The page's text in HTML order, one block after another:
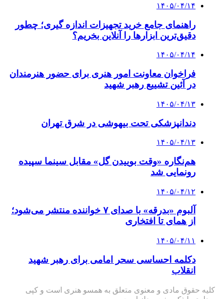
۱۴۰۵/۰۴/۱۴
راهنمای جامع خرید تجهیزات اندازه گیری؛ چطور
دقیق‌ترین ابزارها را آنلاین بخریم؟
۱۴۰۵/۰۴/۱۴
فراخوان معاونت امور هنری برای حضور هنرمندان
در آئین تشییع رهبر شهید
۱۴۰۵/۰۴/۱۳
دندانپزشکی تحت بیهوشی در شرق تهران
۱۴۰۵/۰۴/۱۳
هم‌نگاره «وقت بوییدن گل» مقابل سینما سپیده
رونمایی شد
۱۴۰۵/۰۴/۱۲
آلبوم «بدرقه» با صدای ۷ خواننده منتشر می‌شود؛
از همای تا افتخاری
۱۴۰۵/۰۴/۱۱
دکلمه‌ احساسی سحر امامی برای رهبر شهید
انقلاب
کلیه حقوق مادی و معنوی متعلق به همسو هنری است و کپی